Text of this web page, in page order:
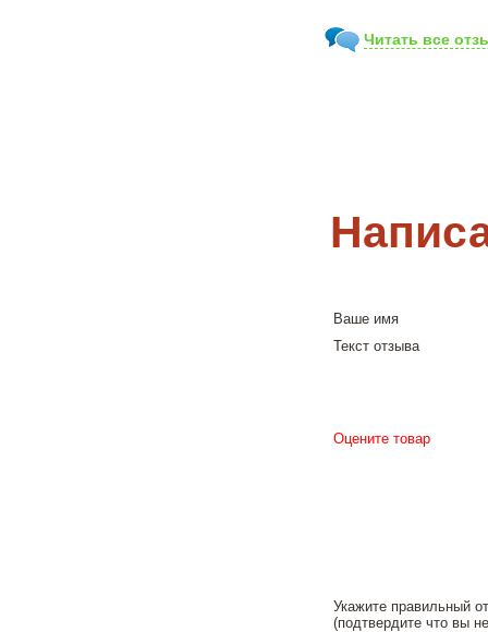
Читать все
Ваше имя
Текст отзыва
Оцените товар
Укажите правильный
(подтвердите что вы